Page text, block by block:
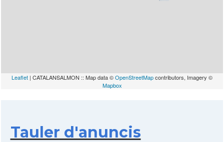
Leaflet | CATALANSALMON :: Map data ©OpenStreetMapcontributors, Imagery ©
Mapbox
Tauler d'anuncis